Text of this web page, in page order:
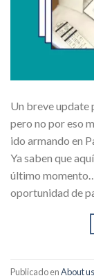
Un breve update
pero no por eso
ido armando en
Ya saben que
último
oportunidad de
Publicado enAbout us